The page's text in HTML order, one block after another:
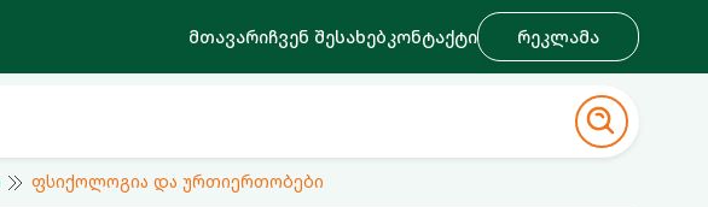
მთავარიჩვენ შესახებკონტაქტი რეკლამა
ფსიქოლოგია და ურთიერთობები